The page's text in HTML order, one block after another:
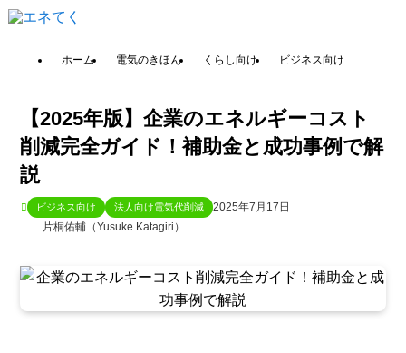
ホーム 電気のきほん くらし向け ビジネス向け
【2025年版】企業のエネルギーコスト
削減完全ガイド！補助金と成功事例で解
説
ビジネス向け 法人向け電気代削減
2025年7月17日
片桐佑輔（Yusuke Katagiri）